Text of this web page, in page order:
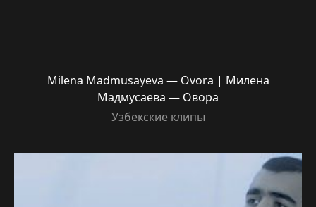
Milena Madmusayeva — Ovora | Милена
Мадмусаева — Овора
Узбекские клипы